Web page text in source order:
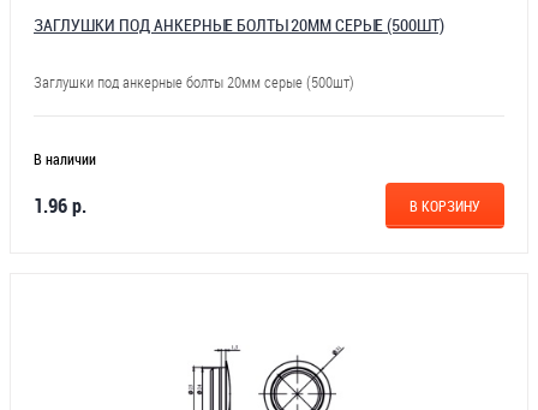
ЗАГЛУШКИ ПОД АНКЕРНЫЕ БОЛТЫ 20ММ СЕРЫЕ (500ШТ)
Заглушки под анкерные болты 20мм серые (500шт)
В наличии
1.96 р. В КОРЗИНУ